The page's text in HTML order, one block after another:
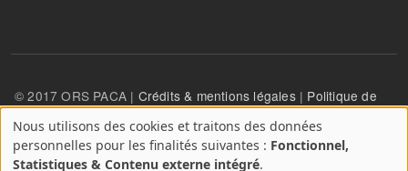
© 2017 ORS PACA | Crédits & mentions légales| Politique de
confidentialité
A
propos
Nous utilisons des cookies et traitons des données
personnelles pour les finalités suivantes : Fonctionnel,
Statistiques & Contenu externe intégré.